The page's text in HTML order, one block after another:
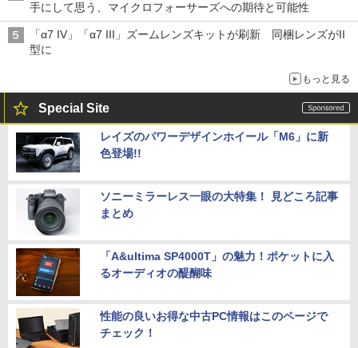
手にして思う、マイクロフォーサーズへの期待と可能性
「α7 IV」「α7 III」ズームレンズキットが刷新 同梱レンズがII
型に
もっと見る
Special Site
レイズのパワーデザインホイール「M6」に新
色登場!!
ソニーミラーレス一眼の大特集！ 見どころ記事
まとめ
「A&ultima SP4000T」の魅力！ポケットに入
るオーディオの醍醐味
性能の良いお得な中古PC情報はこのページで
チェック！